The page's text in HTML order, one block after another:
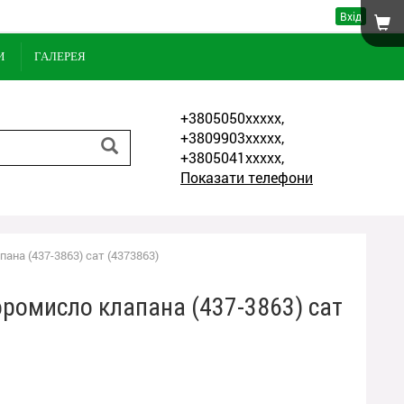
Вхід
ГАЛЕРЕЯ
+3805050xxxxx,
+3809903xxxxx,
+3805041xxxxx,
Показати телефони
(437-3863) сат (4373863)
клапана (437-3863) сат